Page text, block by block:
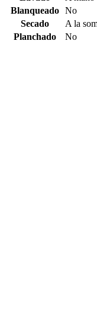
Blanqueado
No
Secado
A la
Planchado
No